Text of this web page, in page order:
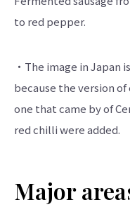
to red pepper.
・The image in Japan
because the version
one that came by of
red chilli were added.
Major